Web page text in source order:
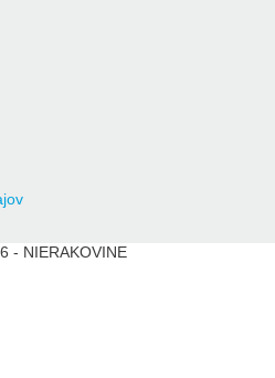
- NIERAKOVINE